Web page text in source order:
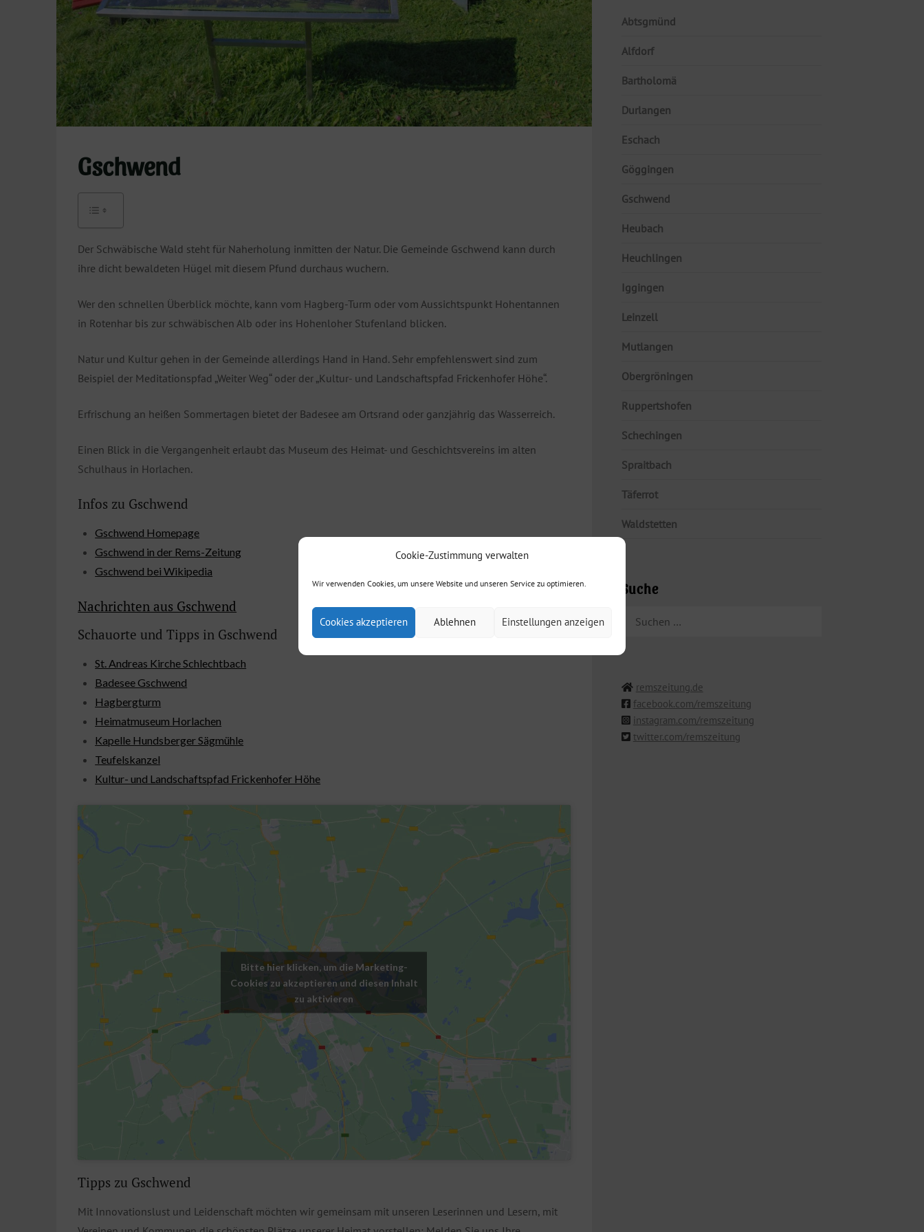
Cookie-Zustimmung verwalten
Wir verwenden Cookies, um unsere Website und unseren Service zu optimieren.
Cookies akzeptieren Ablehnen Einstellungen anzeigen
Gschwend
Der Schwäbische Wald steht für Naherholung inmitten der Natur. Die Gemeinde Gschwend kann durch
ihre dicht bewaldeten Hügel mit diesem Pfund durchaus wuchern.
Wer den schnellen Überblick möchte, kann vom Hagberg-Turm oder vom Aussichtspunkt Hohentannen
in Rotenhar bis zur schwäbischen Alb oder ins Hohenloher Stufenland blicken.
Natur und Kultur gehen in der Gemeinde allerdings Hand in Hand. Sehr empfehlenswert sind zum
Beispiel der Meditationspfad „Weiter Weg“ oder der „Kultur- und Landschaftspfad Frickenhofer Höhe“.
Erfrischung an heißen Sommertagen bietet der Badesee am Ortsrand oder ganzjährig das Wasserreich.
Einen Blick in die Vergangenheit erlaubt das Museum des Heimat- und Geschichtsvereins im alten
Schulhaus in Horlachen.
Infos zu Gschwend
Gschwend Homepage
Gschwend in der Rems-Zeitung
Gschwend bei Wikipedia
Nachrichten aus Gschwend
Schauorte und Tipps in Gschwend
St. Andreas Kirche Schlechtbach
Badesee Gschwend
Hagbergturm
Heimatmuseum Horlachen
Kapelle Hundsberger Sägmühle
Teufelskanzel
Kultur- und Landschaftspfad Frickenhofer Höhe
Bitte hier klicken, um die Marketing-
Cookies zu akzeptieren und diesen Inhalt
zu aktivieren
Tipps zu Gschwend
Mit Innovationslust und Leidenschaft möchten wir gemeinsam mit unseren Leserinnen und Lesern, mit
Abtsgmünd
Alfdorf
Bartholomä
Durlangen
Eschach
Göggingen
Gschwend
Heubach
Heuchlingen
Iggingen
Leinzell
Mutlangen
Obergröningen
Ruppertshofen
Schechingen
Spraitbach
Täferrot
Waldstetten
Suche
NACH:
remszeitung.de
facebook.com/remszeitung
instagram.com/remszeitung
twitter.com/remszeitung